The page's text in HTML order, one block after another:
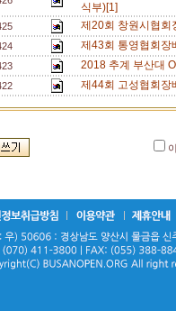
식부)[1]
제20회 창원시협
제43회 통영협회
2018 추계 부산대
제44회 고성협회